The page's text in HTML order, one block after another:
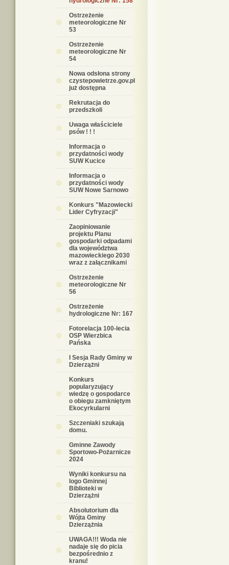
Ostrzeżenie
meteorologiczne Nr
53
Ostrzeżenie
meteorologiczne Nr
54
Nowa odsłona strony
czystepowietrze.gov.pl
już dostępna
Rekrutacja do
przedszkoli
Uwaga właściciele
psów ! ! !
Informacja o
przydatności wody
SUW Kucice
Informacja o
przydatności wody
SUW Nowe Sarnowo
Konkurs "Mazowiecki
Lider Cyfryzacji"
Zaopiniowanie
projektu Planu
gospodarki odpadami
dla województwa
mazowieckiego 2030
wraz z załącznikami
Ostrzeżenie
meteorologiczne Nr
56
Ostrzeżenie
hydrologiczne Nr: 167
Fotorelacja 100-lecia
OSP Wierzbica
Pańska
I Sesja Rady Gminy w
Dzierzążni
Konkurs
popularyzujący
wiedzę o gospodarce
o obiegu zamkniętym
Ekocyrkularni
Szczeniaki szukają
domu.
Gminne Zawody
Sportowo-Pożarnicze
2024
Wyniki konkursu na
logo Gminnej
Biblioteki w
Dzierzążni
Absolutorium dla
Wójta Gminy
Dzierzążnia
UWAGA!!! Woda nie
nadaje się do picia
bezpośrednio z
kranu!